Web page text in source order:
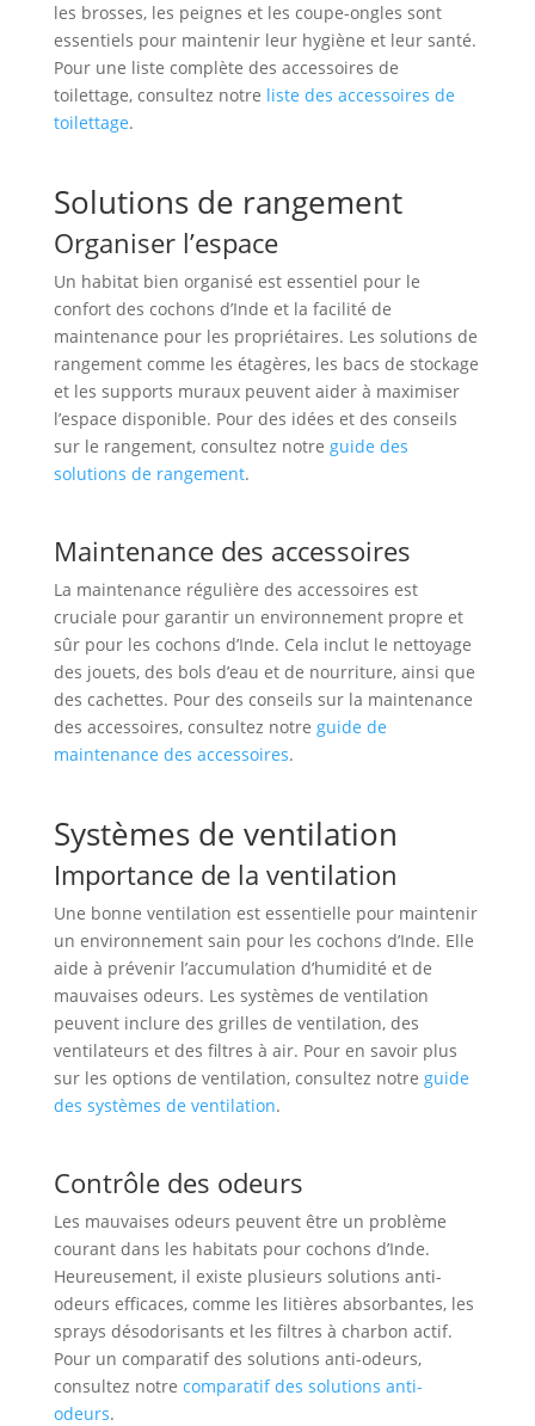
les brosses, les peignes et les coupe-ongles sont
essentiels pour maintenir leur hygiène et leur santé.
Pour une liste complète des accessoires de
toilettage, consultez notre liste des accessoires de
toilettage.
Solutions de rangement
Organiser l’espace
Un habitat bien organisé est essentiel pour le
confort des cochons d’Inde et la facilité de
maintenance pour les propriétaires. Les solutions de
rangement comme les étagères, les bacs de stockage
et les supports muraux peuvent aider à maximiser
l’espace disponible. Pour des idées et des conseils
sur le rangement, consultez notre guide des
solutions de rangement.
Maintenance des accessoires
La maintenance régulière des accessoires est
cruciale pour garantir un environnement propre et
sûr pour les cochons d’Inde. Cela inclut le nettoyage
des jouets, des bols d’eau et de nourriture, ainsi que
des cachettes. Pour des conseils sur la maintenance
des accessoires, consultez notre guide de
maintenance des accessoires.
Systèmes de ventilation
Importance de la ventilation
Une bonne ventilation est essentielle pour maintenir
un environnement sain pour les cochons d’Inde. Elle
aide à prévenir l’accumulation d’humidité et de
mauvaises odeurs. Les systèmes de ventilation
peuvent inclure des grilles de ventilation, des
ventilateurs et des filtres à air. Pour en savoir plus
sur les options de ventilation, consultez notre guide
des systèmes de ventilation.
Contrôle des odeurs
Les mauvaises odeurs peuvent être un problème
courant dans les habitats pour cochons d’Inde.
Heureusement, il existe plusieurs solutions anti-
odeurs efficaces, comme les litières absorbantes, les
sprays désodorisants et les filtres à charbon actif.
Pour un comparatif des solutions anti-odeurs,
consultez notre comparatif des solutions anti-
odeurs.